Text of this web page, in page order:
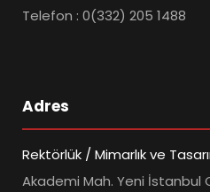
Telefon : 0(332) 205 1488
Adres
Rektörlük / Mimarlık ve
Akademi Mah. Yeni İstanbul